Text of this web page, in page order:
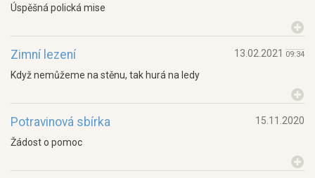
Úspěšná polická mise
Zimní lezení 13.02.2021 09:34
Když nemůžeme na stěnu, tak hurá na ledy
Potravinová sbírka
15.11.2020
Žádost o pomoc